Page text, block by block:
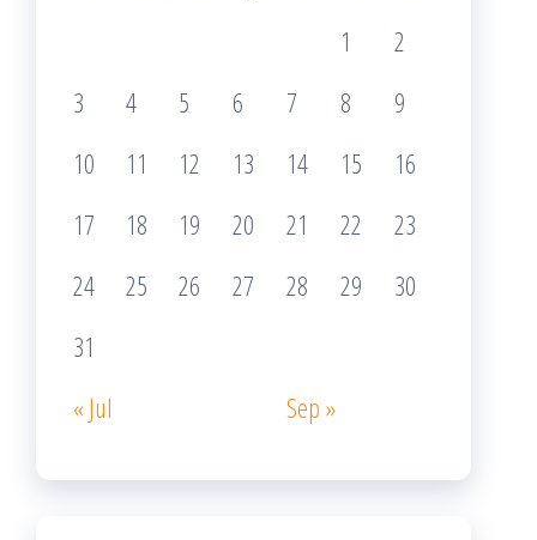
1
2
3
4 5 6 7 8
9
10
11 12 13 14 15
16
17
18 19 20 21 22
23
24
25 26 27 28 29
30
31
« Jul
Sep »